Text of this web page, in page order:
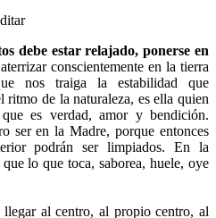
debe estar relajado, ponerse en
conscientemente en la tierra
nos traiga la estabilidad que
ritmo de la naturaleza, es ella quien
es verdad, amor y bendición.
ser en la Madre, porque entonces
podrán ser limpiados. En la
lo que toca, saborea, huele, oye
al centro, al propio centro, al